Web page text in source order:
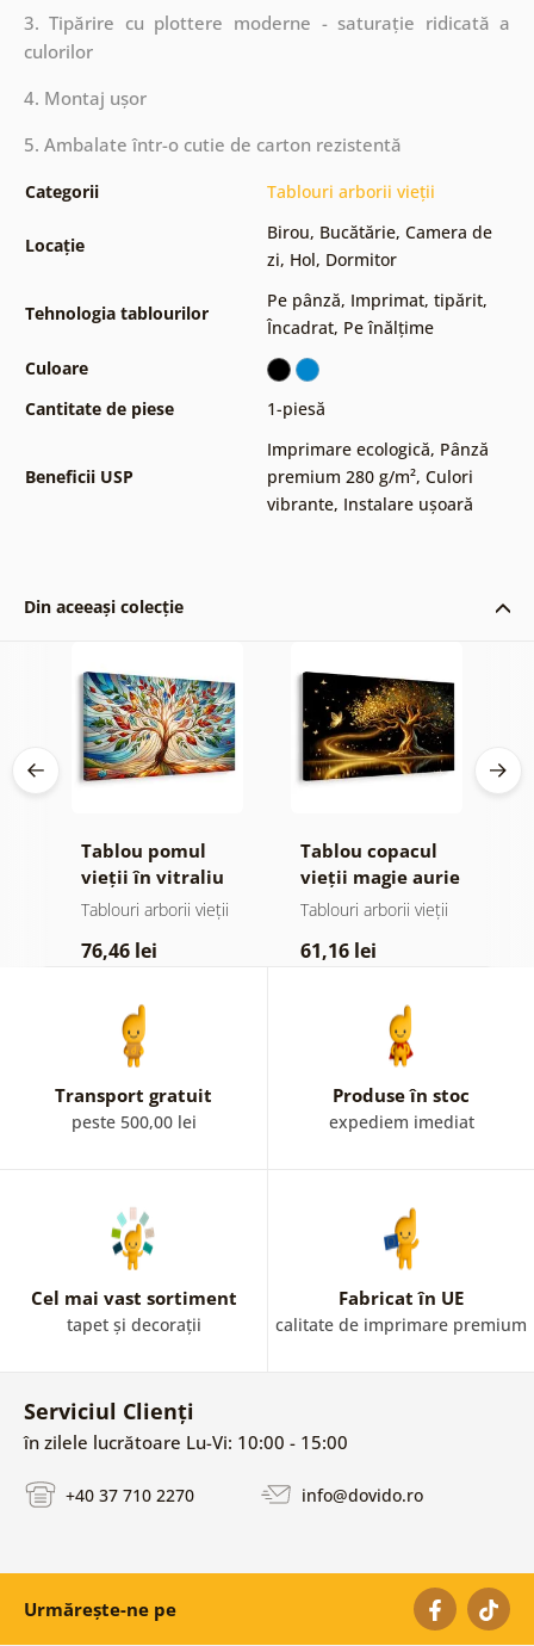
3. Tipărire cu plottere moderne - saturație ridicată a
culorilor
4. Montaj ușor
5. Ambalate într-o cutie de carton rezistentă
Categorii Tablouri arborii vieții
Locație
Birou, Bucătărie, Camera de
zi, Hol, Dormitor
Tehnologia tablourilor
Pe pânză, Imprimat, tipărit,
Încadrat, Pe înălțime
Culoare
Cantitate de piese
1-piesă
Beneficii USP
Imprimare ecologică, Pânză
premium 280 g/m², Culori
vibrante, Instalare ușoară
Din aceeași colecție
Tablou pomul
vieții în vitraliu
colorat
Tablouri arborii vieții
76,46 lei
Tablou copacul
vieții magie aurie
Tablouri arborii vieții
61,16 lei
Transport gratuit
peste 500,00 lei
Produse în stoc
expediem imediat
Cel mai vast sortiment
tapet și decorații
Fabricat în UE
calitate de imprimare premium
Serviciul Clienți
în zilele lucrătoare Lu-Vi: 10:00 - 15:00
+40 37 710 2270 info@dovido.ro
Urmărește-ne pe